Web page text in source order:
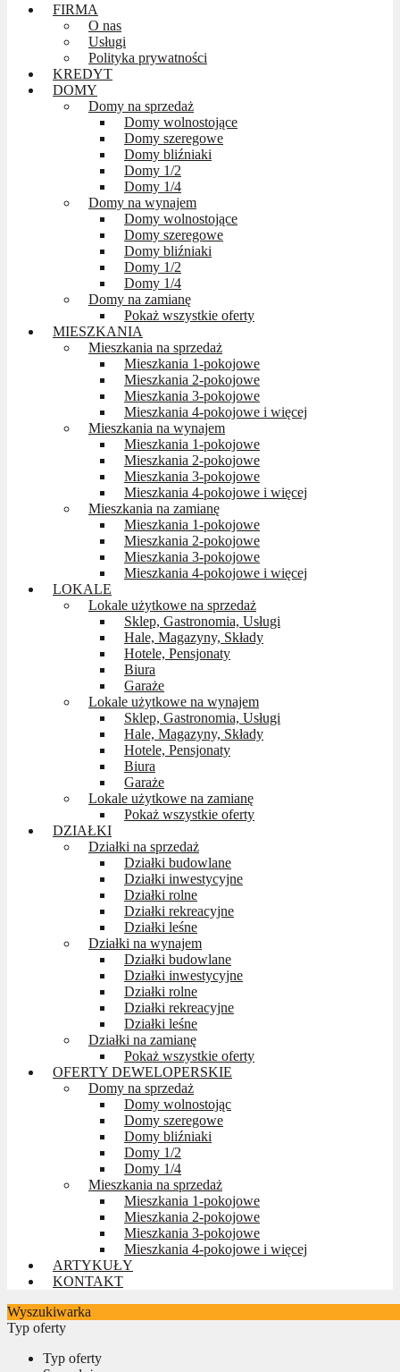
FIRMA
O nas
Usługi
Polityka prywatności
KREDYT
DOMY
Domy na sprzedaż
Domy wolnostojące
Domy szeregowe
Domy bliźniaki
Domy 1/2
Domy 1/4
Domy na wynajem
Domy wolnostojące
Domy szeregowe
Domy bliźniaki
Domy 1/2
Domy 1/4
Domy na zamianę
Pokaż wszystkie oferty
MIESZKANIA
Mieszkania na sprzedaż
Mieszkania 1-pokojowe
Mieszkania 2-pokojowe
Mieszkania 3-pokojowe
Mieszkania 4-pokojowe i więcej
Mieszkania na wynajem
Mieszkania 1-pokojowe
Mieszkania 2-pokojowe
Mieszkania 3-pokojowe
Mieszkania 4-pokojowe i więcej
Mieszkania na zamianę
Mieszkania 1-pokojowe
Mieszkania 2-pokojowe
Mieszkania 3-pokojowe
Mieszkania 4-pokojowe i więcej
LOKALE
Lokale użytkowe na sprzedaż
Sklep, Gastronomia, Usługi
Hale, Magazyny, Składy
Hotele, Pensjonaty
Biura
Garaże
Lokale użytkowe na wynajem
Sklep, Gastronomia, Usługi
Hale, Magazyny, Składy
Hotele, Pensjonaty
Biura
Garaże
Lokale użytkowe na zamianę
Pokaż wszystkie oferty
DZIAŁKI
Działki na sprzedaż
Działki budowlane
Działki inwestycyjne
Działki rolne
Działki rekreacyjne
Działki leśne
Działki na wynajem
Działki budowlane
Działki inwestycyjne
Działki rolne
Działki rekreacyjne
Działki leśne
Działki na zamianę
Pokaż wszystkie oferty
OFERTY DEWELOPERSKIE
Domy na sprzedaż
Domy wolnostojąc
Domy szeregowe
Domy bliźniaki
Domy 1/2
Domy 1/4
Mieszkania na sprzedaż
Mieszkania 1-pokojowe
Mieszkania 2-pokojowe
Mieszkania 3-pokojowe
Mieszkania 4-pokojowe i więcej
ARTYKUŁY
KONTAKT
Wyszukiwarka
Typ oferty
Typ oferty